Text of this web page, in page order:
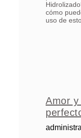
cómo
uso de
Amor